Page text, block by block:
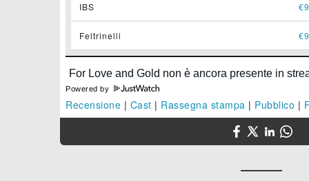
IBS
Feltrinelli
Powered by
Recensione | Cast | Rassegna stampa | Pubblico |